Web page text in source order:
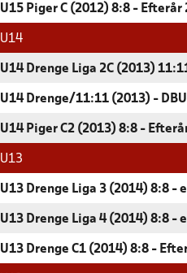
U15 Piger C (2012) 8:8 - Efterår
U14
U14 Drenge Liga 2C (2013)
U14 Drenge/11:11 (2013) -
U14 Piger C2 (2013) 8:8 -
U13
U13 Drenge Liga 3 (2014) 8:8 -
U13 Drenge Liga 4 (2014) 8:8 -
U13 Drenge C1 (2014) 8:8 -